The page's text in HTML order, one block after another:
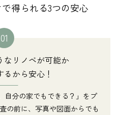
得られる3つの安心
01
なリノベが可能か
から安心！
自分の家でもできる？」をプ
の前に、写真や図面からでも